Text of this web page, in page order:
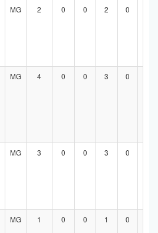
MG 2 0 0 2 0
MG 4 0 0 3 0
MG 3 0 0 3 0
MG 1 0 0 1 0